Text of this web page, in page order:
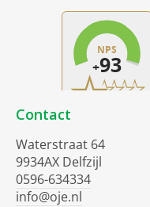
Contact
Waterstraat 64
9934AX Delfzijl
0596-634334
info@oje.nl